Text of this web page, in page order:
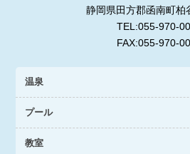
静岡県田方郡函南町柏
TEL:055-970-
FAX:055-970-
温泉
プール
教室